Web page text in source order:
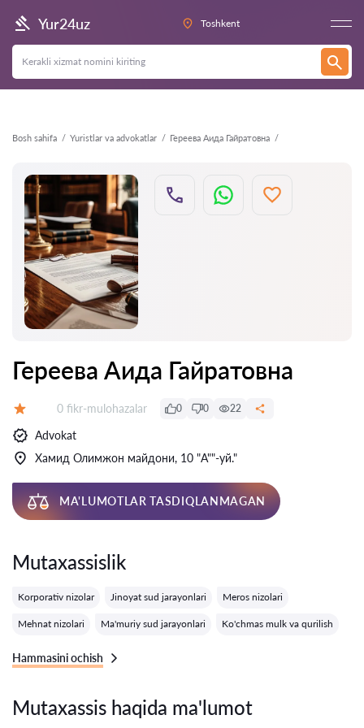
Yur24uz Toshkent
Bosh sahifa Yuristlar va advokatlar Гереева Аида Гайратовна
Orqaga
Гереева Аида Гайратовна
Fikrlar:
0 fikr-mulohazalar 0 0 22
Advokat
Хамид Олимжон майдони, 10 "A""-уй."
MA'LUMOTLAR TASDIQLANMAGAN
Mutaxassislik
Korporativ nizolar Jinoyat sud jarayonlari Meros nizolari
Mehnat nizolari Ma'muriy sud jarayonlari Ko'chmas mulk va qurilish
Hammasini ochish
Mutaxassis haqida ma'lumot